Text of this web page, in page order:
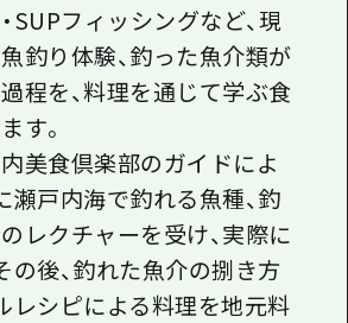
SUPフィッシングなど、現
釣り体験、釣った魚介類が
程を、料理を通じて学ぶ食
す。
美食倶楽部のガイドによ
瀬戸内海で釣れる魚種、釣
レクチャーを受け、実際に
の後、釣れた魚介の捌き方
レシピによる料理を地元料